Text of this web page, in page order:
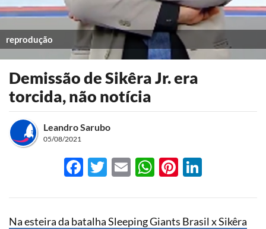
reprodução
Demissão de Sikêra Jr. era
torcida, não notícia
Leandro Sarubo
05/08/2021
Facebook
Twitter
EmailWhatsApp
Pinterest
Na esteira da batalha Sleeping Giants Brasil x Sikêra